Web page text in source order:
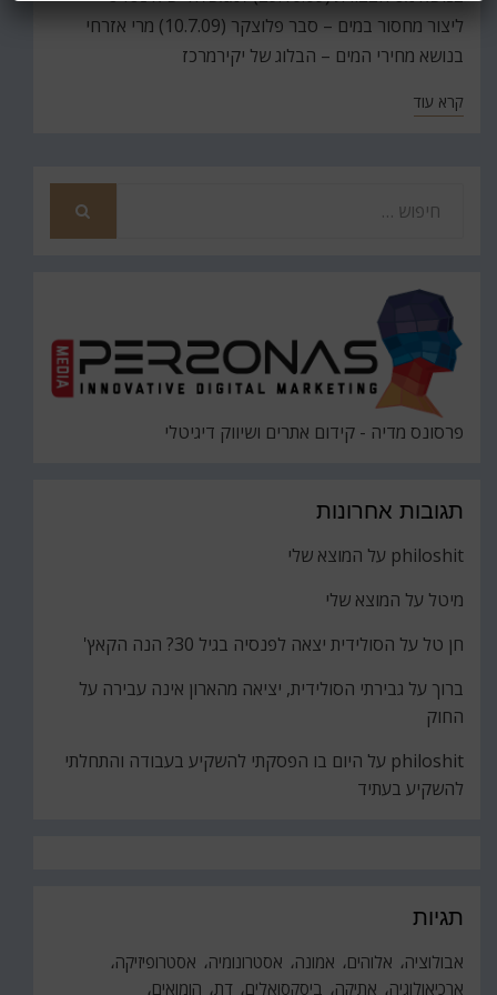
ליצור מחסור במים – סבר פלוצקר (10.7.09) מרי אזרחי
בנושא מחירי המים – הבלוג של יקירמרכז
קרא עוד
פרסונס מדיה - קידום אתרים ושיווק דיגיטלי
תגובות אחרונות
philoshit על המוצא שלי
מיטל על המוצא שלי
חן טל על הסולידית יצאה לפנסיה בגיל 30? הנה הקאץ'
ברוך על גבירתי הסולידית, יציאה מהארון אינה עבירה על
החוק
philoshit על היום בו הפסקתי להשקיע בעבודה והתחלתי
להשקיע בעתיד
תגיות
אבולוציה אלוהים אמונה אסטרונומיה
אסטרופיזיקה
ארכיאולוגיה
אתיקה ביסקסואלים דת הומואים